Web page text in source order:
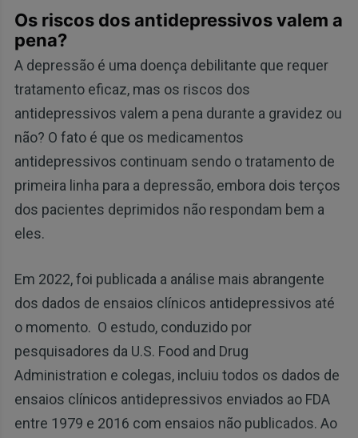
Os riscos dos antidepressivos valem a
pena?
A depressão é uma doença debilitante que requer
tratamento eficaz, mas os riscos dos
antidepressivos valem a pena durante a gravidez ou
não? O fato é que os medicamentos
antidepressivos continuam sendo o tratamento de
primeira linha para a depressão, embora dois terços
dos pacientes deprimidos não respondam bem a
eles.
Em 2022, foi publicada a análise mais abrangente
dos dados de ensaios clínicos antidepressivos até
o momento. O estudo, conduzido por
pesquisadores da U.S. Food and Drug
Administration e colegas, incluiu todos os dados de
ensaios clínicos antidepressivos enviados ao FDA
entre 1979 e 2016 com ensaios não publicados. Ao